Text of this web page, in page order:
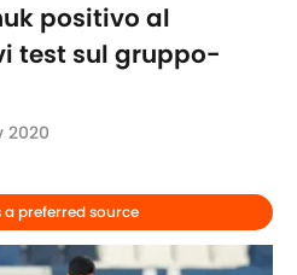
positivo al
test sul gruppo-
2020
a preferred source